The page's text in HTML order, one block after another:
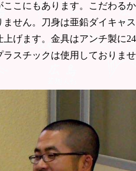
こにもあります。こだわるか
せん。刀身は亜鉛ダイキャス
上げます。金具はアンチ製に24
スチックは使用しておりませ